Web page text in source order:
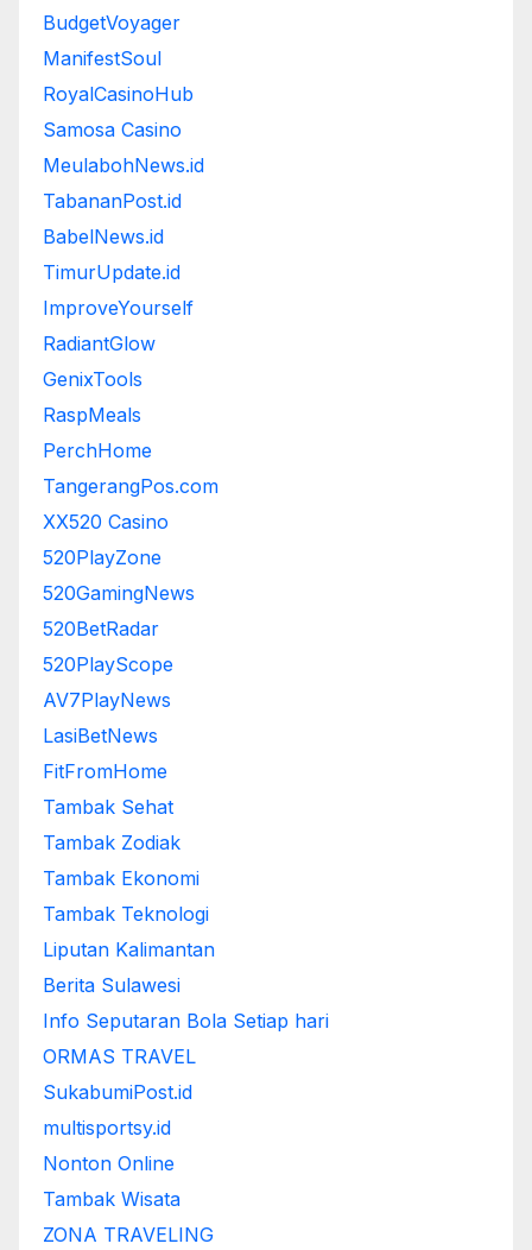
BudgetVoyager
ManifestSoul
RoyalCasinoHub
Samosa Casino
MeulabohNews.id
TabananPost.id
BabelNews.id
TimurUpdate.id
ImproveYourself
RadiantGlow
GenixTools
RaspMeals
PerchHome
TangerangPos.com
XX520 Casino
520PlayZone
520GamingNews
520BetRadar
520PlayScope
AV7PlayNews
LasiBetNews
FitFromHome
Tambak Sehat
Tambak Zodiak
Tambak Ekonomi
Tambak Teknologi
Liputan Kalimantan
Berita Sulawesi
Info Seputaran Bola Setiap hari
ORMAS TRAVEL
SukabumiPost.id
multisportsy.id
Nonton Online
Tambak Wisata
ZONA TRAVELING